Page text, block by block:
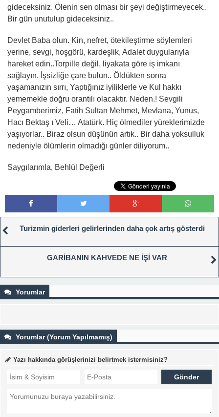
gideceksiniz. Ölenin sen olması bir şeyi değiştirmeyecek..
Bir gün unutulup gideceksiniz..
Devlet Baba olun. Kin, nefret, ötekileştirme söylemleri
yerine, sevgi, hoşgörü, kardeşlik, Adalet duygularıyla
hareket edin..Torpille değil, liyakata göre iş imkanı
sağlayın. İşsizliğe çare bulun.. Öldükten sonra
yaşamanızın sırrı, Yaptığınız iyiliklerle ve Kul hakkı
yememekle doğru orantılı olacaktır. Neden.! Sevgili
Peygamberimiz, Fatih Sultan Mehmet, Mevlana, Yunus,
Hacı Bektaş ı Veli… Atatürk. Hiç ölmediler yüreklerimizde
yaşıyorlar.. Biraz olsun düşünün artık.. Bir daha yoksulluk
nedeniyle ölümlerin olmadığı günler diliyorum..
Saygılarımla, Behlül Değerli
Turizmin giderleri gelirlerinden daha çok artış gösterdi
GARİBANIN KAHVEDE NE İŞİ VAR
Yorumlar
Yorumlar (Yorum Yapılmamış)
Yazı hakkında görüşlerinizi belirtmek istermisiniz?